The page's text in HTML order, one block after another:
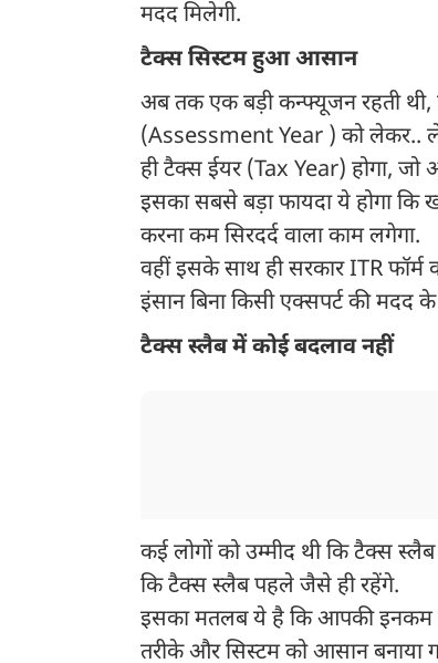
मदद मिलेगी.
टैक्स सिस्टम हुआ आसान
अब तक एक बड़ी कन्फ्यूजन रहती
(Assessment Year ) को लेकर..
ही टैक्स ईयर (Tax Year) होगा, जो
इसका सबसे बड़ा फायदा ये होगा कि
करना कम सिरदर्द वाला काम लगेगा.
वहीं इसके साथ ही सरकार ITR फॉर्म
इंसान बिना किसी एक्सपर्ट की
टैक्स स्लैब में कोई बदलाव नहीं
कई लोगों को उम्मीद थी कि टैक्स
कि टैक्स स्लैब पहले जैसे ही रहेंगे.
इसका मतलब ये है कि आपकी इनकम
तरीके और सिस्टम को आसान बनाया